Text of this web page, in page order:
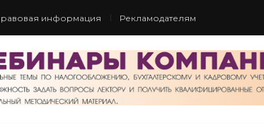
информация Рекламодателям